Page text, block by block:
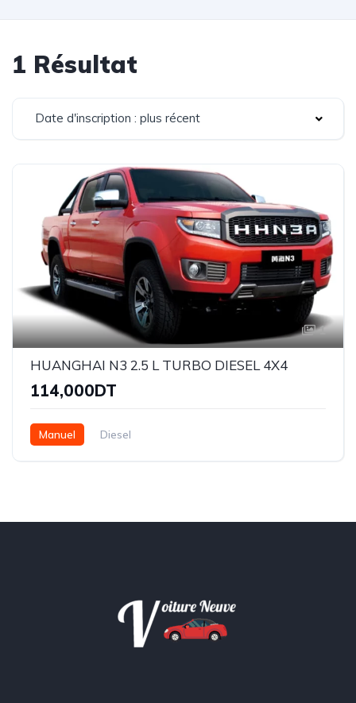
1 Résultat
Date d'inscription : plus récent
1
HUANGHAI N3 2.5 L TURBO DIESEL 4X4
114,000DT
Manuel Diesel